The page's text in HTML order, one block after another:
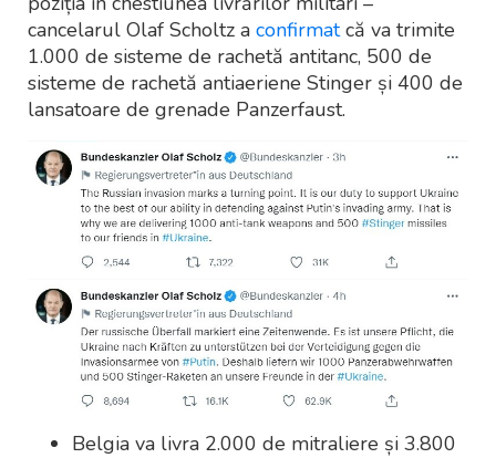
cancelarul Olaf Scholtz a confirmatcă va trimite
1.000 de sisteme de rachetă antitanc, 500 de
sisteme de rachetă antiaeriene Stinger și 400 de
lansatoare de grenade Panzerfaust.
Belgia va livra 2.000 de mitraliere și 3.800